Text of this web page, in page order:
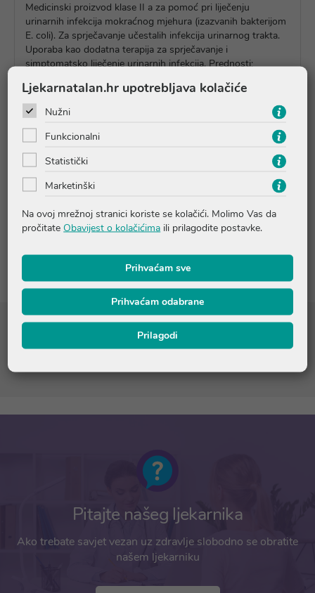
Medicinski proizvod klase II a za pomoć pri liječenju
urinarnih infekcija mokraćnog mjehura (izazvanih bakterijom
E. coli). Za sprječavanje učestalih infekcija urinarnog trakta.
Uporaba kao dodatna terapija za sprječavanje i
simptomatsko liječenje urinarnih infekcija. Prednosti;
može se upotrebljavati u kombinaciji s drugim lijekovima
(npr. antibioticima) te klinički dokazana učinkovitost.
Upute o proizvodu
Sastojci
Pitajte našeg ljekarnika
Ako trebate savjet vezan uz zdravlje slobodno se obratite
našem ljekarniku
Ljekarnatalan.hr upotrebljava kolačiće
Nužni
Funkcionalni
Statistički
Marketinški
Na ovoj mrežnoj stranici koriste se kolačići. Molimo Vas da
pročitate Obavijest o kolačićima ili prilagodite postavke.
Prihvaćam sve
Prihvaćam odabrane
Prilagodi